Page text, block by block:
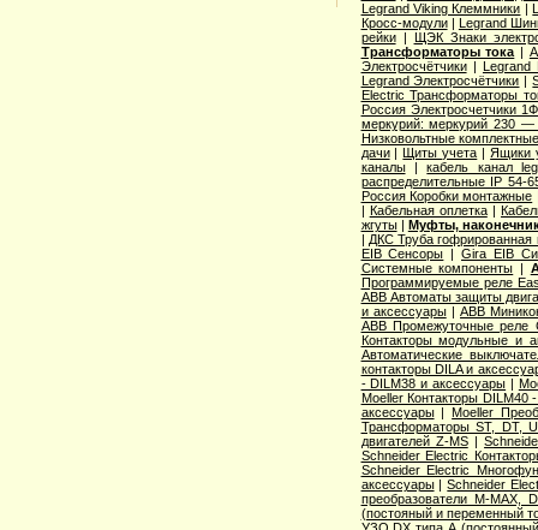
Legrand Viking Клеммники |
Кросс-модули| Legrand
рейки| ЩЭК Знаки
Трансформаторы тока |
Электросчётчики| Legrand
Legrand Электросчётчики |
Electric Трансформаторы
Россия Электросчетчики
меркурий: меркурий 230 —
Низковольтные
дачи|Щиты учета |Ящики
каналы|кабель канал
распределительные IP 54-
Россия Коробки монтажные
| Кабельная оплетка|
жгуты| Муфты,
| ДКС Труба гофрированная
EIB Сенсоры |Gira EIB
Системные компоненты |
Программируемые реле
ABB Автоматы защиты
и аксессуары|ABB
ABB Промежуточные реле
Контакторы модульные и
Автоматические
контакторы DILA и
- DILM38 и аксессуары |
Moeller Контакторы DILM40
аксессуары|Moeller
Трансформаторы ST, DT,
двигателей Z-MS|
Schneider Electric
Schneider Electric
аксессуары|Schneider
преобразователи M-MAX,
(постояный и переменный